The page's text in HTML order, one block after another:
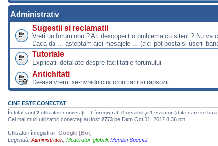
Administrativ
Sugestii si reclamatii
Vreti un forum nou ? Ati descoperit o problema cu siteul ? Nu va
Daca da ... asteptam aici mesajele ... (aici pot posta si userii
Tutoriale
Explicatii detaliate despre facilitatile forumului
Antichitati
De-asa vremi se-nvrednicira cronicarii si rapsozii...
CINE ESTE CONECTAT
În total sunt 2 utilizatori conectaţi :: 1 înregistrat, 0 invizibili şi 1 vizitator (date care se
Cei mai mulţi utilizatori conectaţi au fost 2773 pe Dum Oct 01, 2017 8:36 pm
Utilizatori înregistraţi: Google [Bot]
Legendă: Administratori, Moderatori globali, Membri Speciali